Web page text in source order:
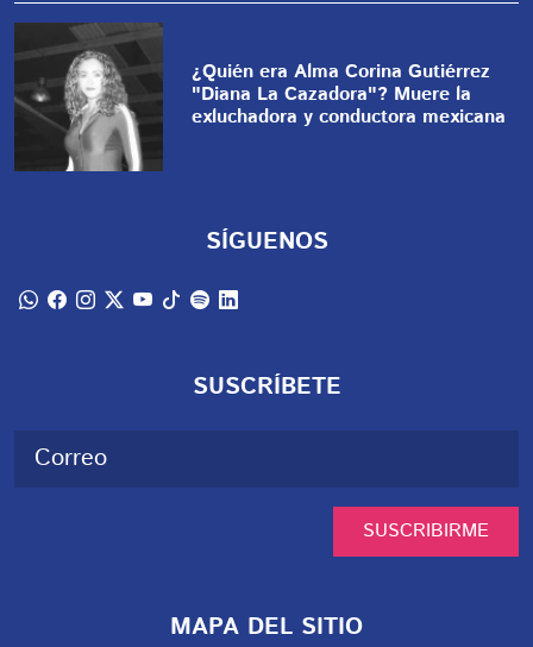
¿Quién era Alma Corina Gutiérrez
"Diana La Cazadora"? Muere la
exluchadora y conductora mexicana
SÍGUENOS
SUSCRÍBETE
SUSCRIBIRME
MAPA DEL SITIO